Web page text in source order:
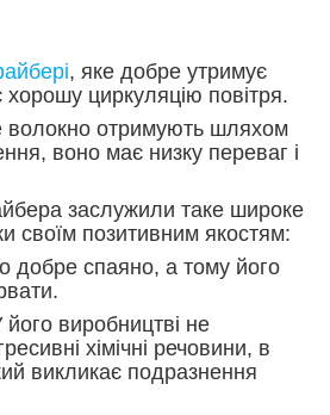
, яке добре утримує
хорошу циркуляцію повітря.
отримують шляхом
воно має низку переваг і
заслужили таке широке
своїм позитивним якостям:
добре спаяно, а тому його
його виробництві не
хімічні речовини, в
викликає подразнення